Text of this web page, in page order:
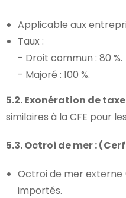
Applicable aux
Taux :
- Droit commun : 80 %.
- Majoré : 100 %.
5.2. Exonération de
similaires à la CFE pour
5.3.Octroi de mer :
Octroi de mer externe
importés.